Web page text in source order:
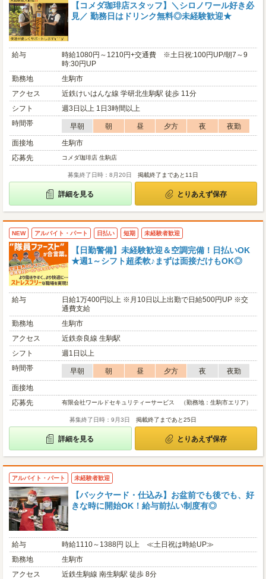
【コメダ珈琲店スタッフ】＼シロノワール好き必
見／ 勤務日はドリンク無料◎未経験歓迎★
給与
時給1080円～1210円+交通費 ※土日祝:100円UP/朝7～9
時:30円UP
勤務地
生駒市
アクセス
近鉄けいはんな線 学研北生駒駅 徒歩 11分
シフト
週3日以上 1日3時間以上
時間帯
早朝 朝 昼 夕方 夜
夜勤
面接地
生駒市
応募先
コメダ珈琲店 生駒店
募集終了日時：8月20日 掲載終了まであと11日
詳細を見る とりあえず保存
NEW アルバイト・パート 日払い 短期 未経験者歓迎
【日勤警備】未経験歓迎＆空調完備！日払いOK
★週1～シフト超柔軟♪まずは面接だけもOK◎
給与
日給1万400円以上 ※月10日以上出勤で日給500円UP ※交
通費支給
勤務地
生駒市
アクセス
近鉄奈良線 生駒駅
シフト
週1日以上
時間帯
早朝 朝 昼 夕方 夜
夜勤
面接地
応募先
有限会社ワールドセキュリティーサービス （勤務地：生駒市エリア）
募集終了日時：9月3日 掲載終了まであと25日
詳細を見る とりあえず保存
アルバイト・パート 未経験者歓迎
【バックヤード・仕込み】お盆前でも後でも、好
きな時に開始OK！給与前払い制度有◎
給与
時給1110～1388円 以上 ≪土日祝は時給UP≫
勤務地
生駒市
アクセス
近鉄生駒線 南生駒駅 徒歩 8分